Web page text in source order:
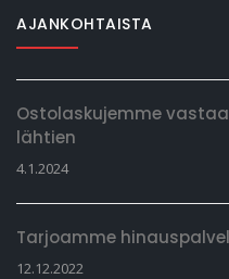
AJANKOHTAISTA
Ostolaskujemme
lähtien
4.1.2024
Tarjoamme
12.12.2022